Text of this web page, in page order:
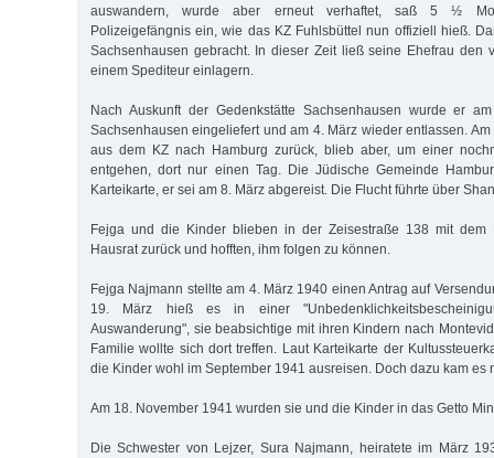
auswandern, wurde aber erneut verhaftet, saß 5 ½
Polizeigefängnis ein, wie das KZ Fuhlsbüttel nun offiziell hieß.
Sachsenhausen gebracht. In dieser Zeit ließ seine Ehefrau den
einem Spediteur einlagern.
Nach Auskunft der Gedenkstätte Sachsenhausen wurde er
Sachsenhausen eingeliefert und am 4. März wieder entlassen.
aus dem KZ nach Hamburg zurück, blieb aber, um einer
entgehen, dort nur einen Tag. Die Jüdische Gemeinde
Karteikarte, er sei am 8. März abgereist. Die Flucht führte über
Fejga und die Kinder blieben in der Zeisestraße 138 mit dem
Hausrat zurück und hofften, ihm folgen zu können.
Fejga Najmann stellte am 4. März 1940 einen Antrag auf
19. März hieß es in einer
Auswanderung", sie beabsichtige mit ihren Kindern nach
Familie wollte sich dort treffen. Laut Karteikarte der
die Kinder wohl im September 1941 ausreisen. Doch dazu kam es
Am 18. November 1941 wurden sie und die Kinder in das Getto
Die Schwester von Lejzer, Sura Najmann, heiratete im März